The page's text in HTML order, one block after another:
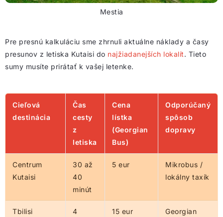
Mestia
Pre presnú kalkuláciu sme zhrnuli aktuálne náklady a časy
presunov z letiska Kutaisi do najžiadanejších lokalít. Tieto
sumy musíte prirátať k vašej letenke.
Cieľová
destinácia
Čas
cesty
z
letiska
Cena
lístka
(Georgian
Bus)
Odporúčaný
spôsob
dopravy
Centrum
Kutaisi
30 až
40
minút
5 eur
Mikrobus /
lokálny taxík
Tbilisi
4
15 eur
Georgian